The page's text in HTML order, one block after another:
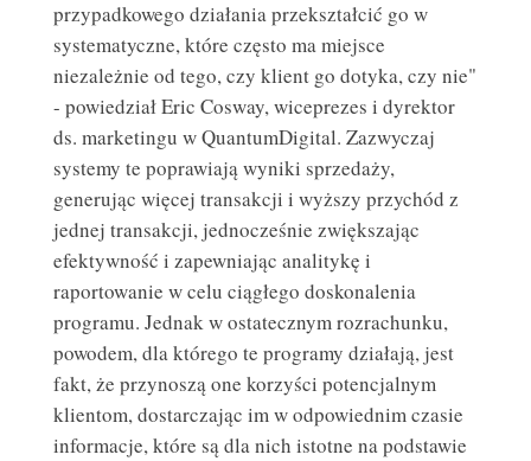
przypadkowego działania przekształcić go w
systematyczne, które często ma miejsce
niezależnie od tego, czy klient go dotyka, czy nie"
- powiedział Eric Cosway, wiceprezes i dyrektor
ds. marketingu w QuantumDigital. Zazwyczaj
systemy te poprawiają wyniki sprzedaży,
generując więcej transakcji i wyższy przychód z
jednej transakcji, jednocześnie zwiększając
efektywność i zapewniając analitykę i
raportowanie w celu ciągłego doskonalenia
programu. Jednak w ostatecznym rozrachunku,
powodem, dla którego te programy działają, jest
fakt, że przynoszą one korzyści potencjalnym
klientom, dostarczając im w odpowiednim czasie
informacje, które są dla nich istotne na podstawie